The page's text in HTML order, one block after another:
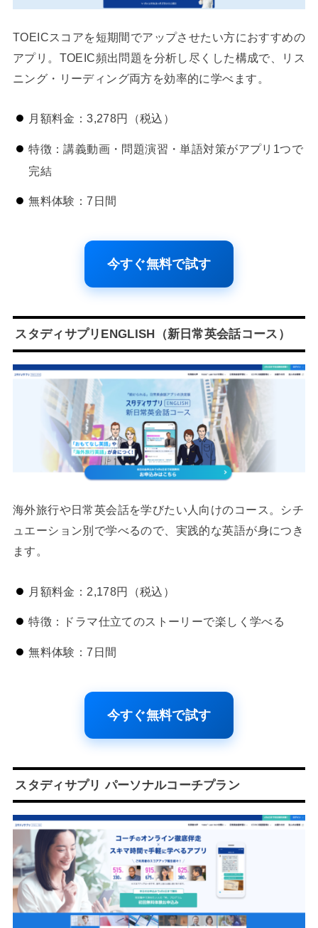
TOEICスコアを短期間でアップさせたい方におすすめの
アプリ。TOEIC頻出問題を分析し尽くした構成で、リス
ニング・リーディング両方を効率的に学べます。
月額料金：3,278円（税込）
特徴：講義動画・問題演習・単語対策がアプリ1つで
完結
無料体験：7日間
今すぐ無料で試す
スタディサプリENGLISH（新日常英会話コース）
海外旅行や日常英会話を学びたい人向けのコース。シチ
ュエーション別で学べるので、実践的な英語が身につき
ます。
月額料金：2,178円（税込）
特徴：ドラマ仕立てのストーリーで楽しく学べる
無料体験：7日間
今すぐ無料で試す
スタディサプリ パーソナルコーチプラン